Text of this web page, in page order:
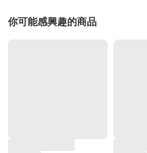
你可能感興趣的商品